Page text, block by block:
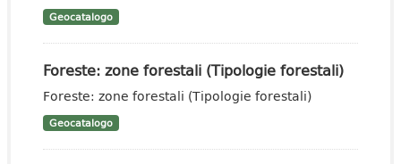
Geocatalogo
Foreste: zone forestali (Tipologie forestali)
Foreste: zone forestali (Tipologie forestali)
Geocatalogo